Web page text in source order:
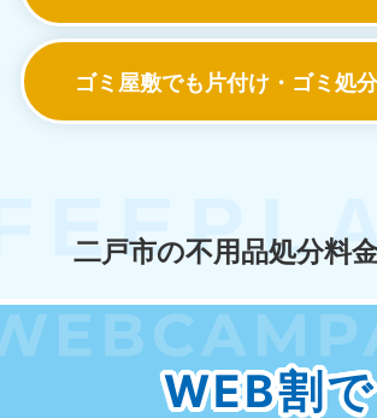
ゴミ屋敷でも 片付け・ゴミ処
二戸市の不用品処分料
WEB割で